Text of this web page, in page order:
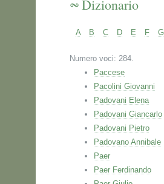
Dizionario
A B C D E F G
Numero voci: 284.
Paccese
Pacolini Giovanni
Padovani Elena
Padovani Giancarlo
Padovani Pietro
Padovano Annibale
Paer
Paer Ferdinando